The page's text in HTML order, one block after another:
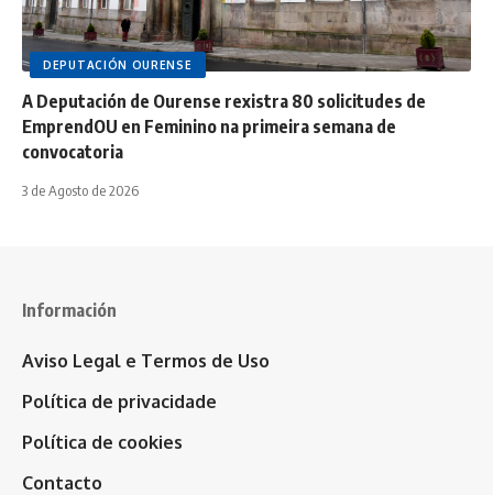
DEPUTACIÓN OURENSE
A Deputación de Ourense rexistra 80 solicitudes de
EmprendOU en Feminino na primeira semana de
convocatoria
3 de Agosto de 2026
Información
Aviso Legal e Termos de Uso
Política de privacidade
Política de cookies
Contacto